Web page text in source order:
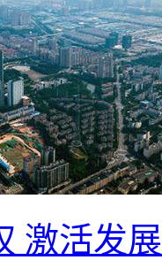
激活发